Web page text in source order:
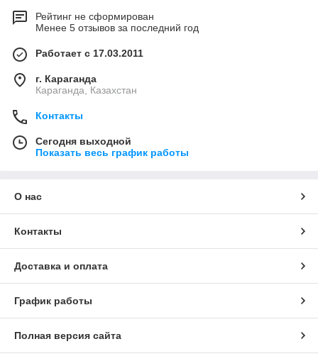
Рейтинг не сформирован
Менее 5 отзывов за последний год
Работает с 17.03.2011
г. Караганда
Караганда, Казахстан
Контакты
Сегодня выходной
Показать весь график работы
О нас
Контакты
Доставка и оплата
График работы
Полная версия сайта